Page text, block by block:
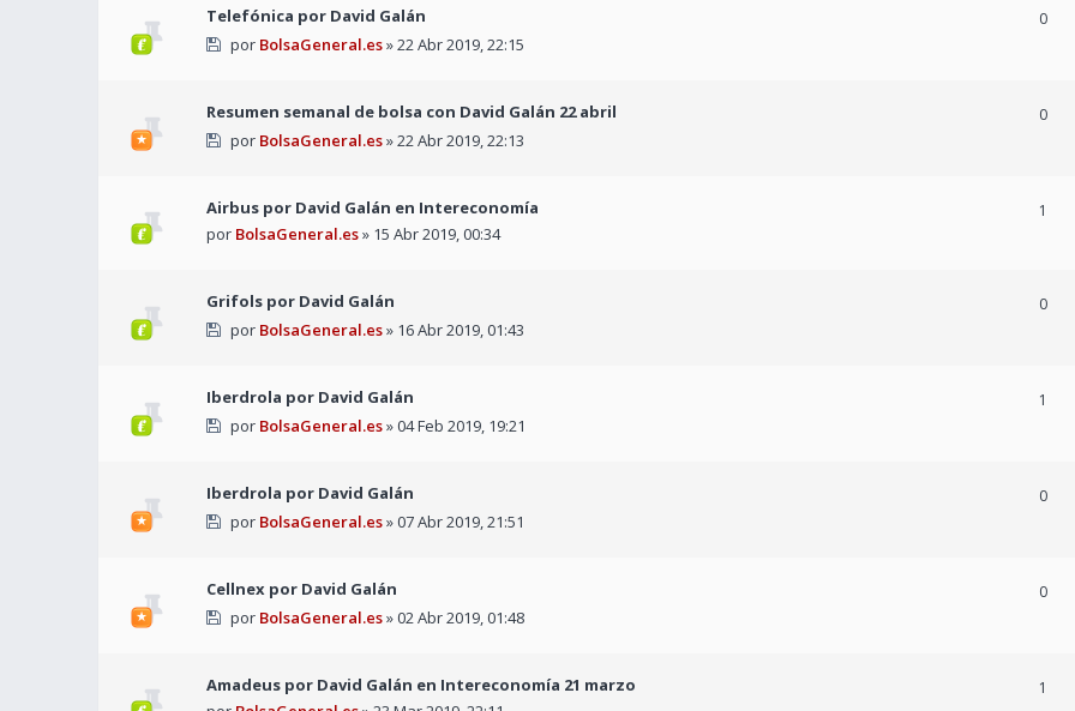
Telefónica por David Galán
por BolsaGeneral.es» 22 Abr 2019, 22:15
0
Resumen semanal de bolsa con David Galán 22 abril
por BolsaGeneral.es» 22 Abr 2019, 22:13
0
Airbus por David Galán en Intereconomía
por BolsaGeneral.es» 15 Abr 2019, 00:34
1
Grifols por David Galán
por BolsaGeneral.es» 16 Abr 2019, 01:43
0
Iberdrola por David Galán
por BolsaGeneral.es» 04 Feb 2019, 19:21
1
Iberdrola por David Galán
por BolsaGeneral.es» 07 Abr 2019, 21:51
0
Cellnex por David Galán
por BolsaGeneral.es» 02 Abr 2019, 01:48
0
Amadeus por David Galán en Intereconomía 21 marzo
1